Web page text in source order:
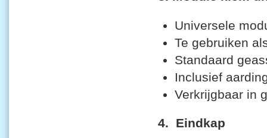
Universele
Te gebruiken
Standaard
Inclusief
Verkrijgbaar in
4. Eindkap